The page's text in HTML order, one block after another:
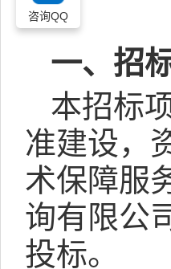
一、招
本招标
准建设，
术保障服
询有限公
投标。
咨询QQ